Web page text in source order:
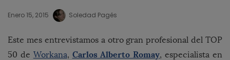
Enero 15, 2015 Soledad Pagés
Este mes entrevistamos a otro gran profesional del TOP
50 de Workana, Carlos Alberto Romay, especialista en